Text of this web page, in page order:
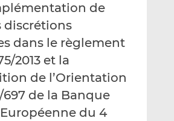
r
e
m
a
i
l
u
r
L
i
n
k
e
d
u
r
F
a
e
b
o
de
discrétions
dans le règlement
2013 et la
de l’Orientation
697 de la Banque
du 4